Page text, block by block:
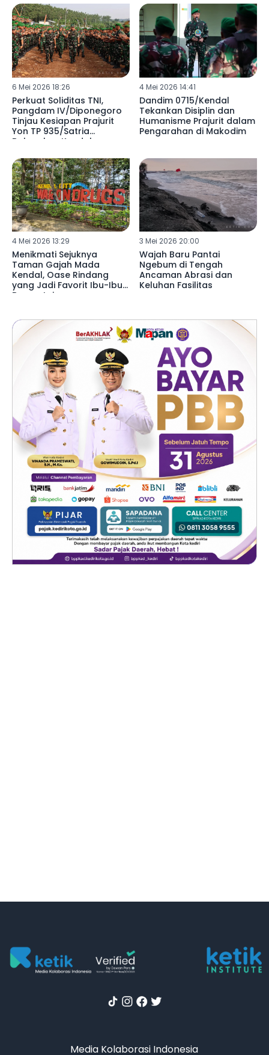
6 Mei 2026 18:26
Perkuat Soliditas TNI,
Pangdam IV/Diponegoro
Tinjau Kesiapan Prajurit
Yon TP 935/Satria
Bahurekso Kendal
4 Mei 2026 14:41
Dandim 0715/Kendal
Tekankan Disiplin dan
Humanisme Prajurit dalam
Pengarahan di Makodim
4 Mei 2026 13:29
Menikmati Sejuknya
Taman Gajah Mada
Kendal, Oase Rindang
yang Jadi Favorit Ibu-Ibu
Bersantai
3 Mei 2026 20:00
Wajah Baru Pantai
Ngebum di Tengah
Ancaman Abrasi dan
Keluhan Fasilitas
Media Kolaborasi Indonesia